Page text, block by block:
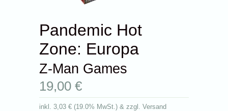
Pandemic Hot
Zone: Europa
Z-Man Games
19,00 €
inkl.3,03 € (19.0% MwSt.) & zzgl. Versand